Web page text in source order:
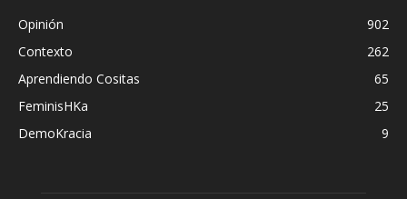
Opinión
902
Contexto
262
Aprendiendo Cositas
65
FeminisHKa
25
DemoKracia
9